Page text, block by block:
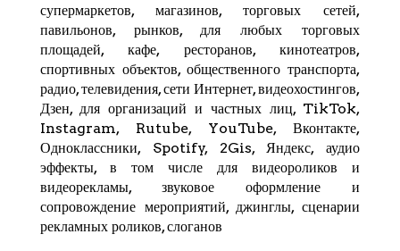
супермаркетов, магазинов, торговых сетей,
павильонов, рынков, для любых торговых
площадей, кафе, ресторанов, кинотеатров,
спортивных объектов, общественного транспорта,
радио, телевидения, сети Интернет, видеохостингов,
Дзен, для организаций и частных лиц, TikTok,
Instagram, Rutube, YouTube,Вконтакте,
Одноклассники, Spotify,2Gis,Яндекс, аудио
эффекты, в том числе для видеороликов и
видеорекламы, звуковое оформление и
сопровождение мероприятий, джинглы, сценарии
рекламных роликов, слоганов